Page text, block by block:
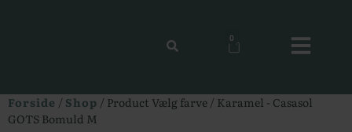
0
Forside / Shop / Product Vælg farve / Karamel - Casasol
GOTS Bomuld M